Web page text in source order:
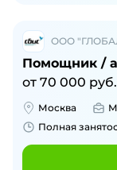
ООО
Помощник /
от 70 000 руб.
Москва
Полная